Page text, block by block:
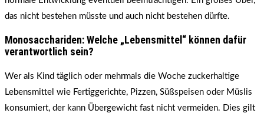
das nicht bestehen müsste und auch nicht bestehen dürfte.
Monosacchariden: Welche „Lebensmittel“ können dafür
verantwortlich sein?
Wer als Kind täglich oder mehrmals die Woche zuckerhaltige
Lebensmittel wie Fertiggerichte, Pizzen, Süßspeisen oder Müslis
konsumiert, der kann Übergewicht fast nicht vermeiden. Dies gilt